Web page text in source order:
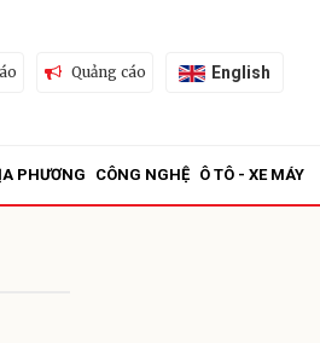
Quảng cáo English
PHƯƠNG CÔNG NGHỆ Ô TÔ - XE MÁY